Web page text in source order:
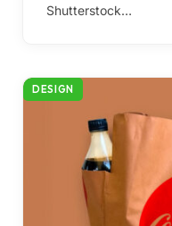
Shutterstock…
DESIGN